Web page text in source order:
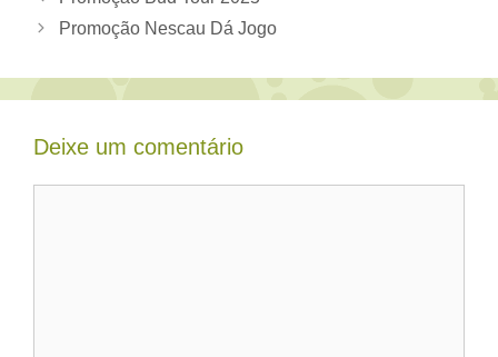
Promoção Nescau Dá Jogo
Deixe um comentário